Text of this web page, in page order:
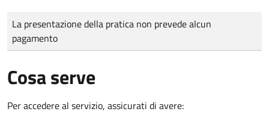
Tipo di pagamento
Importo
La presentazione della pratica non prevede alcun
pagamento
Cosa serve
Per accedere al servizio, assicurati di avere: